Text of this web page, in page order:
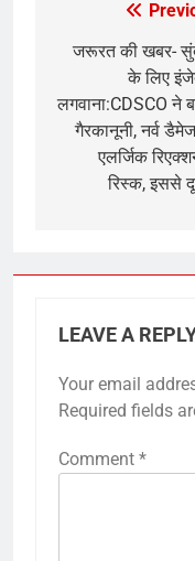
navigation
जरूरत की खबर-
के लिए
लगवाना:CDSCO ने
गैरकानूनी, नर्व
एलर्जिक
रिस्क, इससे
LEAVE A
Your email
Required fields
Comment *